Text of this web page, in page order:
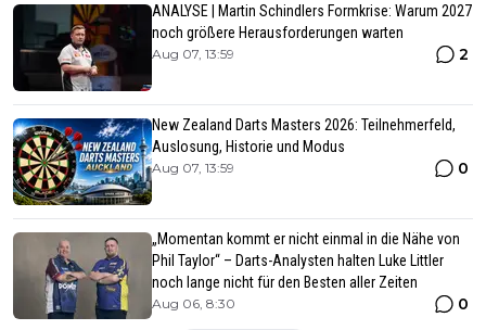
ANALYSE | Martin Schindlers Formkrise: Warum 2027
noch größere Herausforderungen warten
Aug 07, 13:59 2
New Zealand Darts Masters 2026: Teilnehmerfeld,
Auslosung, Historie und Modus
Aug 07, 13:59 0
„Momentan kommt er nicht einmal in die Nähe von
Phil Taylor“ – Darts-Analysten halten Luke Littler
noch lange nicht für den Besten aller Zeiten
Aug 06, 8:30 0